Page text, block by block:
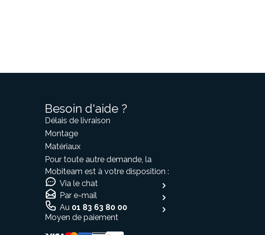
Besoin d'aide ?
Délais de livraison
Montage
Matériaux
Pour toute autre demande, la
Mobiteam est à votre disposition :
Via le chat
Par e-mail
Au 01 83 63 80 00
Moyen de paiement